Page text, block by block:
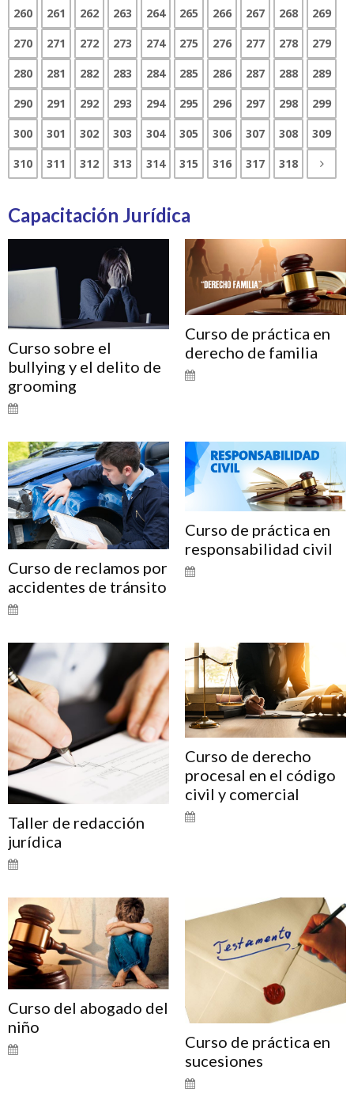
260 261 262 263 264 265 266 267 268
269
270
271 272 273 274 275 276 277 278
279
280
281 282 283 284 285 286 287 288
289
290
291 292 293 294 295 296 297 298
299
300
301 302 303 304 305 306 307 308
309
310
311 312 313 314 315 316 317 318
Capacitación Jurídica
Curso sobre el
bullying y el delito de
grooming
Curso de práctica en
derecho de familia
Curso de reclamos por
accidentes de tránsito
Curso de práctica en
responsabilidad civil
Taller de redacción
jurídica
Curso de derecho
procesal en el código
civil y comercial
Curso del abogado del
niño
Curso de práctica en
sucesiones